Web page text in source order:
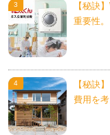
【秘訣
重要性。
【秘訣
費用を考